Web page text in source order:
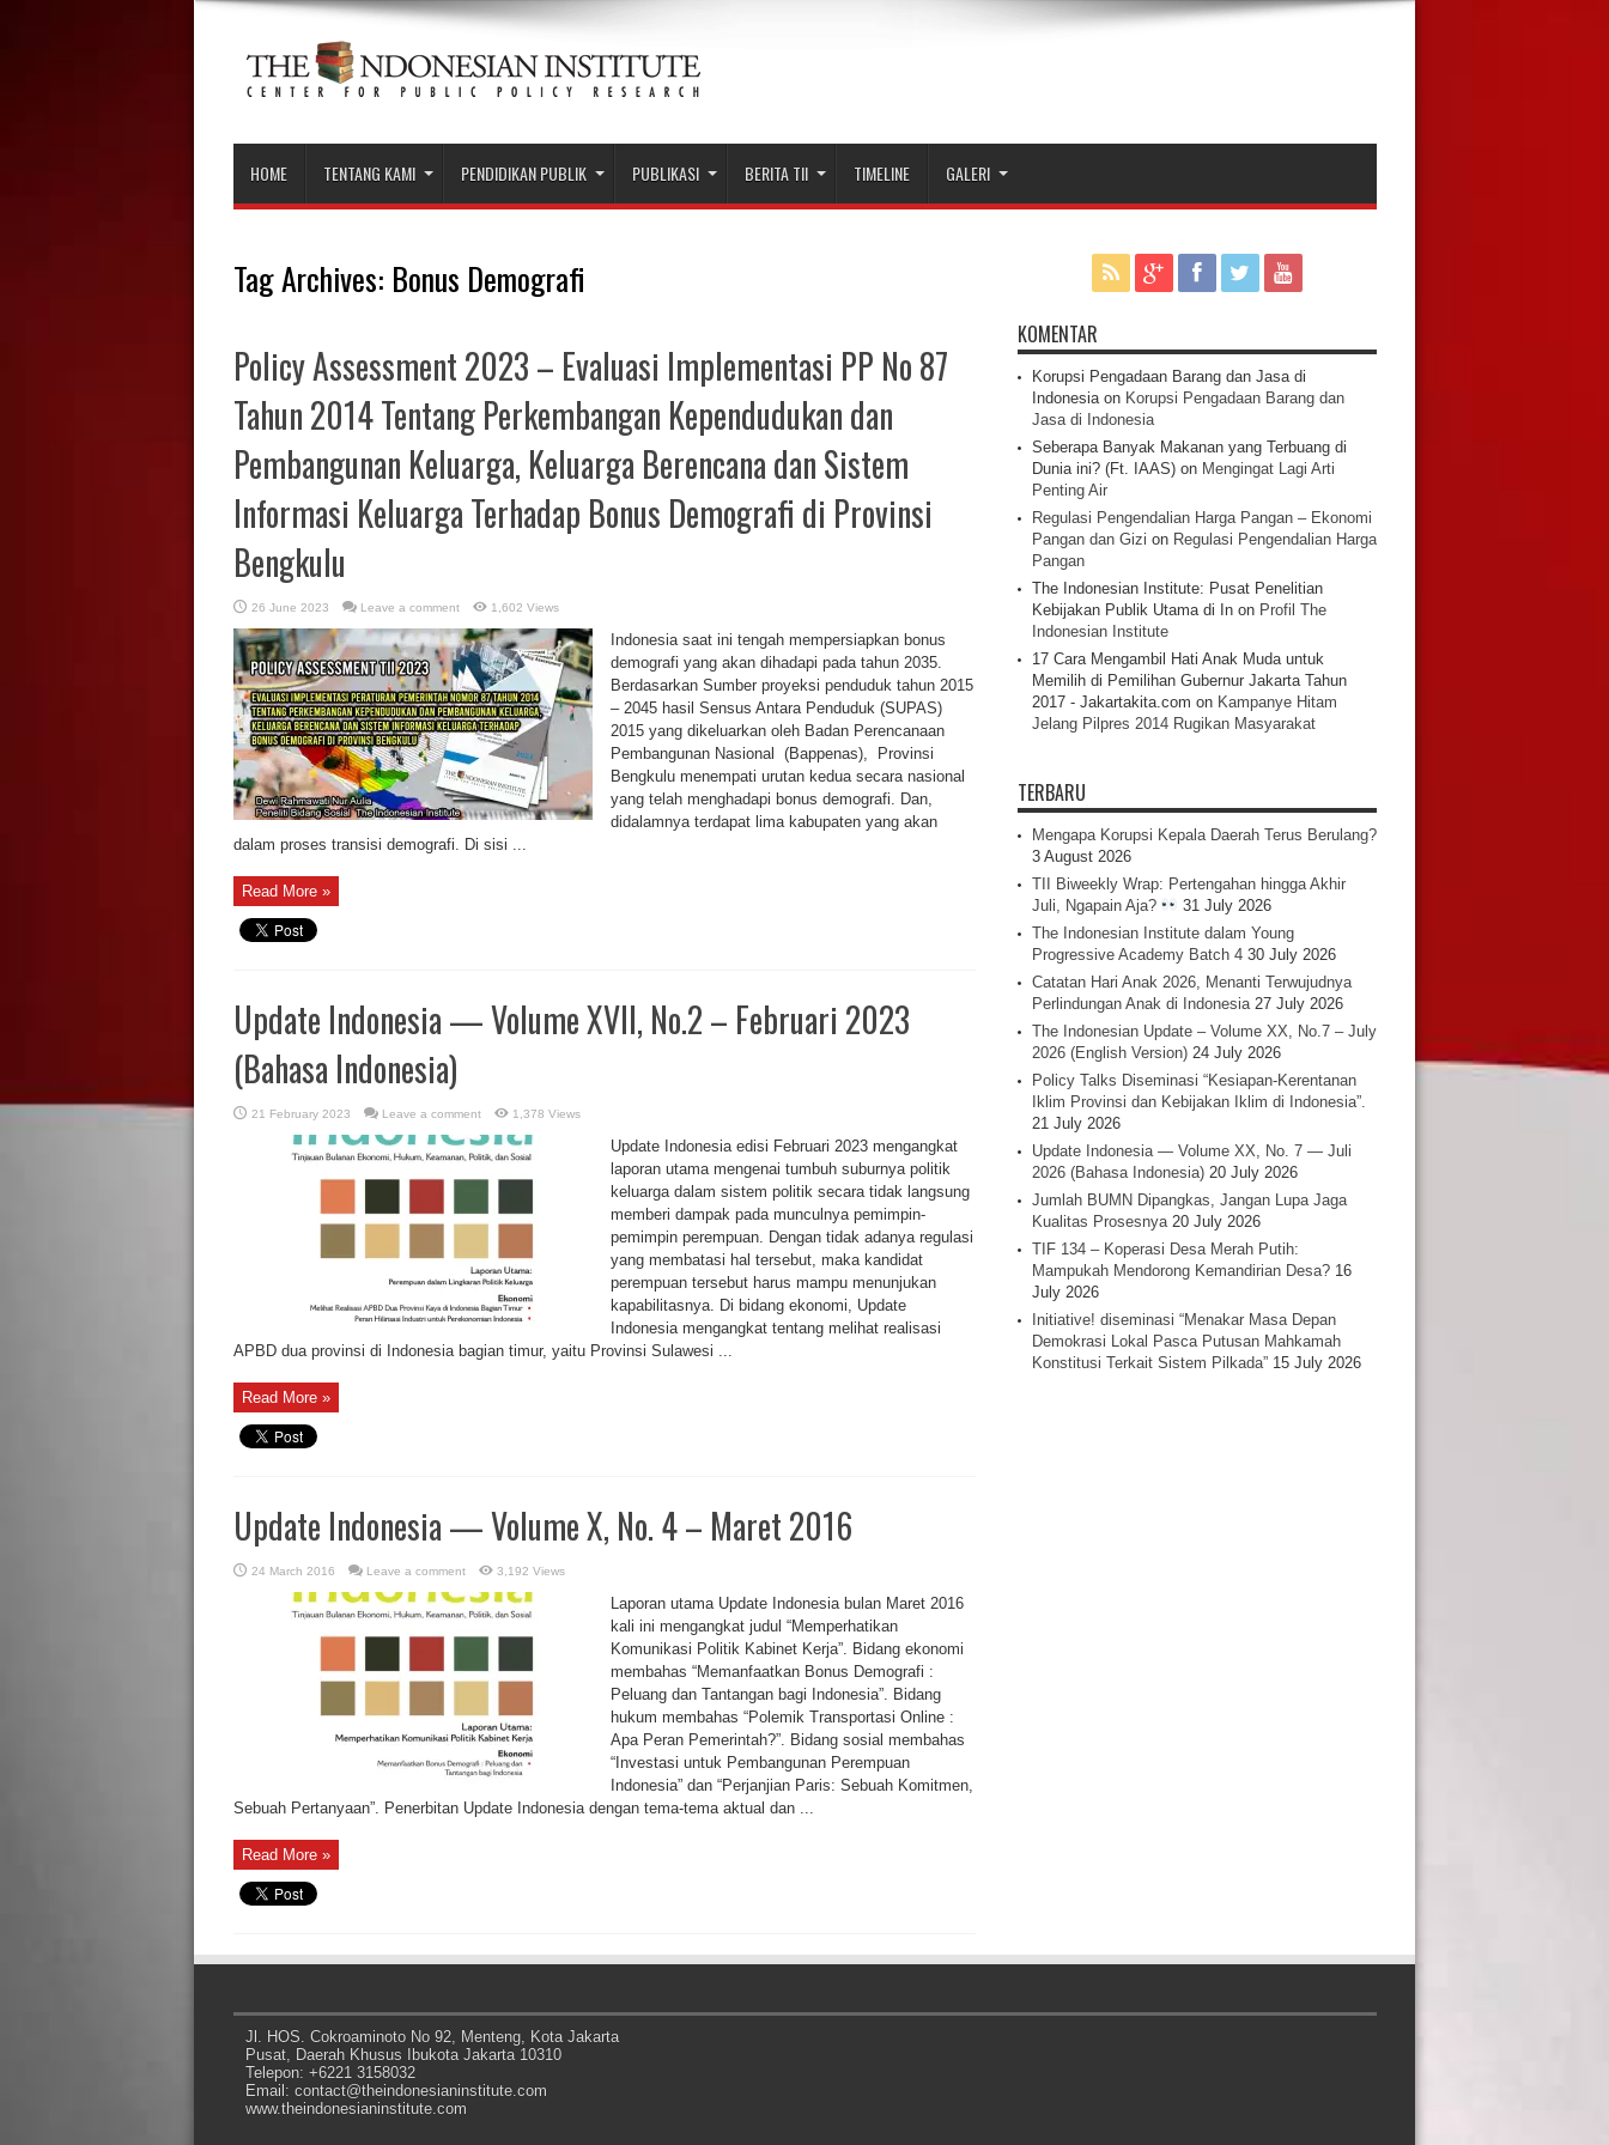
HOME TENTANG KAMI PENDIDIKAN PUBLIK PUBLIKASI BERITA TII TIMELINE GALERI
Tag Archives: Bonus Demografi
Policy Assessment 2023 – Evaluasi Implementasi PP No 87
Tahun 2014 Tentang Perkembangan Kependudukan dan
Pembangunan Keluarga, Keluarga Berencana dan Sistem
Informasi Keluarga Terhadap Bonus Demografi di Provinsi
Bengkulu
26 June 2023 Leave a comment 1,602 Views
Indonesia saat ini tengah mempersiapkan bonus
demografi yang akan dihadapi pada tahun 2035.
Berdasarkan Sumber proyeksi penduduk tahun 2015
– 2045 hasil Sensus Antara Penduduk (SUPAS)
2015 yang dikeluarkan oleh Badan Perencanaan
Pembangunan Nasional (Bappenas), Provinsi
Bengkulu menempati urutan kedua secara nasional
yang telah menghadapi bonus demografi. Dan,
didalamnya terdapat lima kabupaten yang akan
dalam proses transisi demografi. Di sisi ...
Read More »
Update Indonesia — Volume XVII, No.2 – Februari 2023
(Bahasa Indonesia)
21 February 2023 Leave a comment 1,378 Views
Update Indonesia edisi Februari 2023 mengangkat
laporan utama mengenai tumbuh suburnya politik
keluarga dalam sistem politik secara tidak langsung
memberi dampak pada munculnya pemimpin-
pemimpin perempuan. Dengan tidak adanya regulasi
yang membatasi hal tersebut, maka kandidat
perempuan tersebut harus mampu menunjukan
kapabilitasnya. Di bidang ekonomi, Update
Indonesia mengangkat tentang melihat realisasi
APBD dua provinsi di Indonesia bagian timur, yaitu Provinsi Sulawesi ...
Read More »
Update Indonesia — Volume X, No. 4 – Maret 2016
24 March 2016 Leave a comment 3,192 Views
​Laporan utama Update Indonesia bulan Maret 2016
kali ini mengangkat judul “Memperhatikan
Komunikasi Politik Kabinet Kerja”. Bidang ekonomi
membahas “Memanfaatkan Bonus Demografi :
Peluang dan Tantangan bagi Indonesia”. Bidang
hukum membahas “Polemik Transportasi Online :
Apa Peran Pemerintah?”. Bidang sosial membahas
“Investasi untuk Pembangunan Perempuan
Indonesia” dan “Perjanjian Paris: Sebuah Komitmen,
Sebuah Pertanyaan”. Penerbitan Update Indonesia dengan tema-tema aktual dan ...
Read More »
KOMENTAR
Korupsi Pengadaan Barang dan Jasa di
Indonesiaon Korupsi Pengadaan Barang dan
Jasa di Indonesia
Seberapa Banyak Makanan yang Terbuang di
Dunia ini? (Ft. IAAS)on Mengingat Lagi Arti
Penting Air
Regulasi Pengendalian Harga Pangan – Ekonomi
Pangan dan Gizi on Regulasi Pengendalian Harga
Pangan
The Indonesian Institute: Pusat Penelitian
Kebijakan Publik Utama di Inon Profil The
Indonesian Institute
17 Cara Mengambil Hati Anak Muda untuk
Memilih di Pemilihan Gubernur Jakarta Tahun
2017 - Jakartakita.com on Kampanye Hitam
Jelang Pilpres 2014 Rugikan Masyarakat
TERBARU
Mengapa Korupsi Kepala Daerah Terus Berulang?
3 August 2026
TII Biweekly Wrap: Pertengahan hingga Akhir
Juli, Ngapain Aja?
31 July 2026
The Indonesian Institute dalam Young
Progressive Academy Batch 4 30 July 2026
Catatan Hari Anak 2026, Menanti Terwujudnya
Perlindungan Anak di Indonesia 27 July 2026
The Indonesian Update – Volume XX, No.7 – July
2026 (English Version) 24 July 2026
Policy Talks Diseminasi “Kesiapan-Kerentanan
Iklim Provinsi dan Kebijakan Iklim di Indonesia”.
21 July 2026
Update Indonesia — Volume XX, No. 7 — Juli
2026 (Bahasa Indonesia) 20 July 2026
Jumlah BUMN Dipangkas, Jangan Lupa Jaga
Kualitas Prosesnya 20 July 2026
TIF 134 – Koperasi Desa Merah Putih:
Mampukah Mendorong Kemandirian Desa? 16
July 2026
Initiative! diseminasi “Menakar Masa Depan
Demokrasi Lokal Pasca Putusan Mahkamah
Konstitusi Terkait Sistem Pilkada” 15 July 2026
Jl. HOS. Cokroaminoto No 92, Menteng, Kota Jakarta
Pusat, Daerah Khusus Ibukota Jakarta 10310
Telepon: +6221 3158032
Email: contact@theindonesianinstitute.com
www.theindonesianinstitute.com